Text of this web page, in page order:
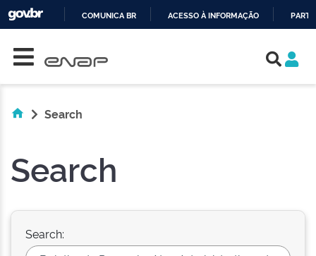
COMUNICA BR ACESSO À INFORMAÇÃO
Search
Search
Search: